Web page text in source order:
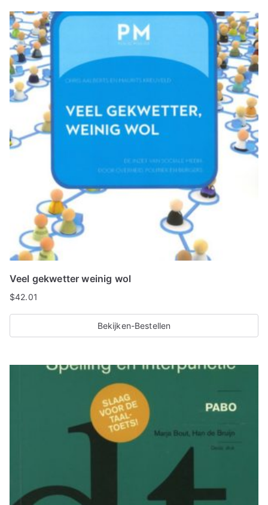
Veel gekwetter weinig wol
$42.01
Bekijken-Bestellen